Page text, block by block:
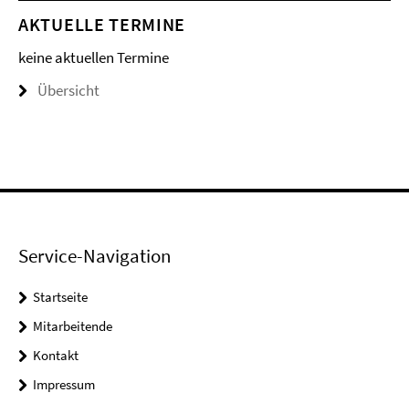
AKTUELLE TERMINE
keine aktuellen Termine
Übersicht
Service-Navigation
Startseite
Mitarbeitende
Kontakt
Impressum